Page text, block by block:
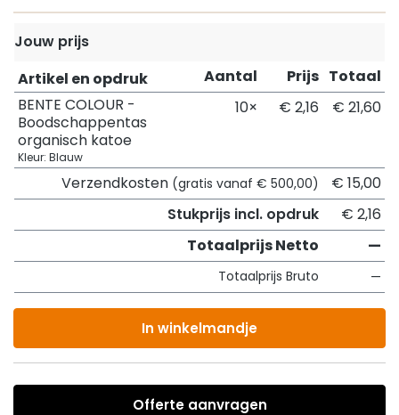
Jouw prijs
Artikel en opdruk
Aantal Prijs Totaal
BENTE COLOUR -
Boodschappentas
organisch katoe
Kleur: Blauw
10× € 2,16 € 21,60
Verzendkosten (gratis vanaf € 500,00)
€ 15,00
Stukprijs incl. opdruk
€ 2,16
Totaalprijs Netto
—
Totaalprijs Bruto —
In winkelmandje
Offerte aanvragen